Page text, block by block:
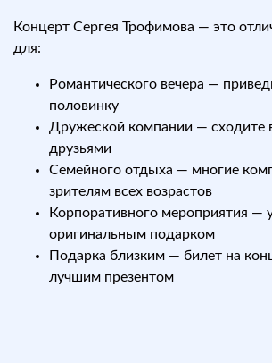
Концерт Сергея Трофимова — это
для:
Романтического вечера —
половинку
Дружеской компании — сходите
друзьями
Семейного отдыха — многие
зрителям всех возрастов
Корпоративного мероприятия —
оригинальным подарком
Подарка близким — билет на
лучшим презентом